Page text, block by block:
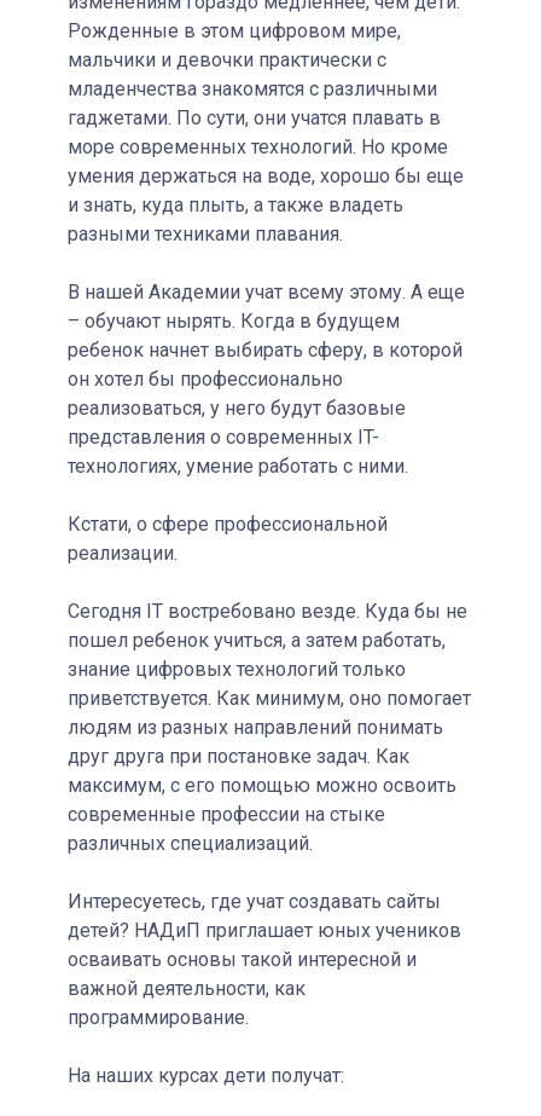
Рожденные в этом цифровом мире,
мальчики и девочки практически с
младенчества знакомятся с различными
гаджетами. По сути, они учатся плавать в
море современных технологий. Но кроме
умения держаться на воде, хорошо бы еще
и знать, куда плыть, а также владеть
разными техниками плавания.
В нашей Академии учат всему этому. А еще
– обучают нырять. Когда в будущем
ребенок начнет выбирать сферу, в которой
он хотел бы профессионально
реализоваться, у него будут базовые
представления о современных IT-
технологиях, умение работать с ними.
Кстати, о сфере профессиональной
реализации.
Сегодня IT востребовано везде. Куда бы не
пошел ребенок учиться, а затем работать,
знание цифровых технологий только
приветствуется. Как минимум, оно помогает
людям из разных направлений понимать
друг друга при постановке задач. Как
максимум, с его помощью можно освоить
современные профессии на стыке
различных специализаций.
Интересуетесь, где учат создавать сайты
детей? НАДиП приглашает юных учеников
осваивать основы такой интересной и
важной деятельности, как
программирование.
На наших курсах дети получат: